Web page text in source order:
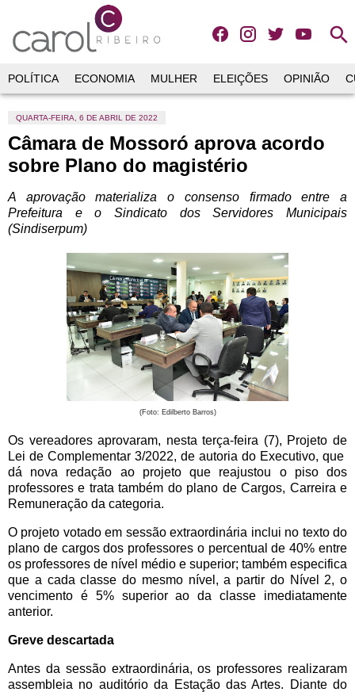
search
POLÍTICA ECONOMIA MULHER ELEIÇÕES OPINIÃO
QUARTA-FEIRA, 6 DE ABRIL DE 2022
Câmara de Mossoró aprova acordo
sobre Plano do magistério
A aprovação materializa o consenso firmado entre a
Prefeitura e o Sindicato dos Servidores Municipais
(Sindiserpum)
(Foto: Edilberto Barros)
Os vereadores aprovaram, nesta terça-feira (7), Projeto de
Lei de Complementar 3/2022, de autoria do Executivo, que
dá nova redação ao projeto que reajustou o piso dos
professores e trata também do plano de Cargos, Carreira e
Remuneração da categoria.
O projeto votado em sessão extraordinária inclui no texto do
plano de cargos dos professores o percentual de 40% entre
os professores de nível médio e superior; também especifica
que a cada classe do mesmo nível, a partir do Nível 2, o
vencimento é 5% superior ao da classe imediatamente
anterior.
Greve descartada
Antes da sessão extraordinária, os professores realizaram
assembleia no auditório da Estação das Artes. Diante do